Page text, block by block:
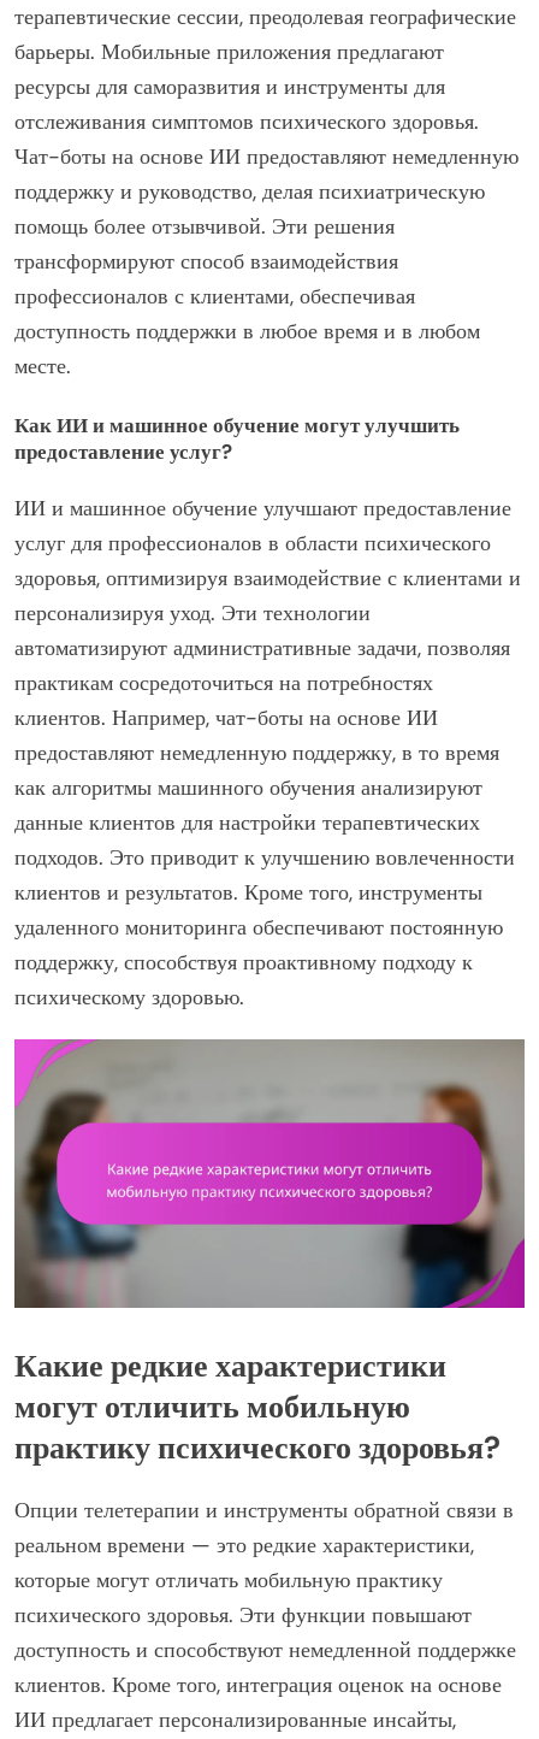
терапевтические сессии, преодолевая географические
барьеры. Мобильные приложения предлагают
ресурсы для саморазвития и инструменты для
отслеживания симптомов психического здоровья.
Чат-боты на основе ИИ предоставляют немедленную
поддержку и руководство, делая психиатрическую
помощь более отзывчивой. Эти решения
трансформируют способ взаимодействия
профессионалов с клиентами, обеспечивая
доступность поддержки в любое время и в любом
месте.
Как ИИ и машинное обучение могут улучшить
предоставление услуг?
ИИ и машинное обучение улучшают предоставление
услуг для профессионалов в области психического
здоровья, оптимизируя взаимодействие с клиентами и
персонализируя уход. Эти технологии
автоматизируют административные задачи, позволяя
практикам сосредоточиться на потребностях
клиентов. Например, чат-боты на основе ИИ
предоставляют немедленную поддержку, в то время
как алгоритмы машинного обучения анализируют
данные клиентов для настройки терапевтических
подходов. Это приводит к улучшению вовлеченности
клиентов и результатов. Кроме того, инструменты
удаленного мониторинга обеспечивают постоянную
поддержку, способствуя проактивному подходу к
психическому здоровью.
Какие редкие характеристики
могут отличить мобильную
практику психического здоровья?
Опции телетерапии и инструменты обратной связи в
реальном времени — это редкие характеристики,
которые могут отличать мобильную практику
психического здоровья. Эти функции повышают
доступность и способствуют немедленной поддержке
клиентов. Кроме того, интеграция оценок на основе
ИИ предлагает персонализированные инсайты,